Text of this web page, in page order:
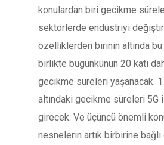
konulardan biri gecikme
sektörlerde endüstriyi
özelliklerden birinin altında bu
birlikte bugünkünün 20 katı
gecikme süreleri yaşanacak.
altındaki gecikme süreleri 5G
girecek. Ve üçüncü önemli
nesnelerin artık birbirine bağlı